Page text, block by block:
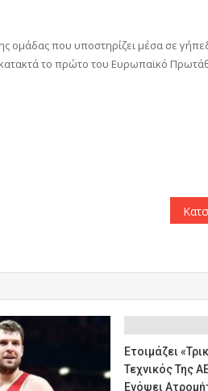
ομάδας που υποστηρίζει μέσα σε
το πρώτο του Ευρωπαϊκό
Ετοιμάζει
Τεχνικός Της
Ενόψει